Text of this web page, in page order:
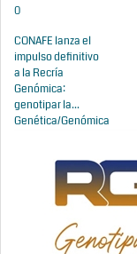
0
CONAFE lanza el
impulso definitivo
a la Recría
Genómica:
genotipar la...
Genética/Genómica